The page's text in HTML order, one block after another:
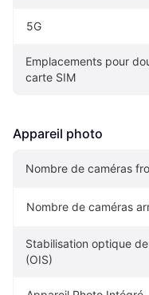
5G
Emplacements pour
carte SIM
Appareil photo
Nombre de caméras
Nombre de caméras
Stabilisation optique
(OIS)